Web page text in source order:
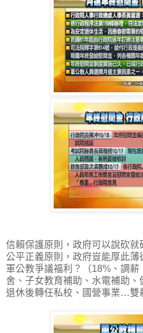
信賴保護原則，政府可以說砍就
公平正義原則，政府豈能厚此薄
軍公教爭議福利？（18%、調
舍、子女教育補助、水電補助、
退休後轉任私校、國營事業…雙